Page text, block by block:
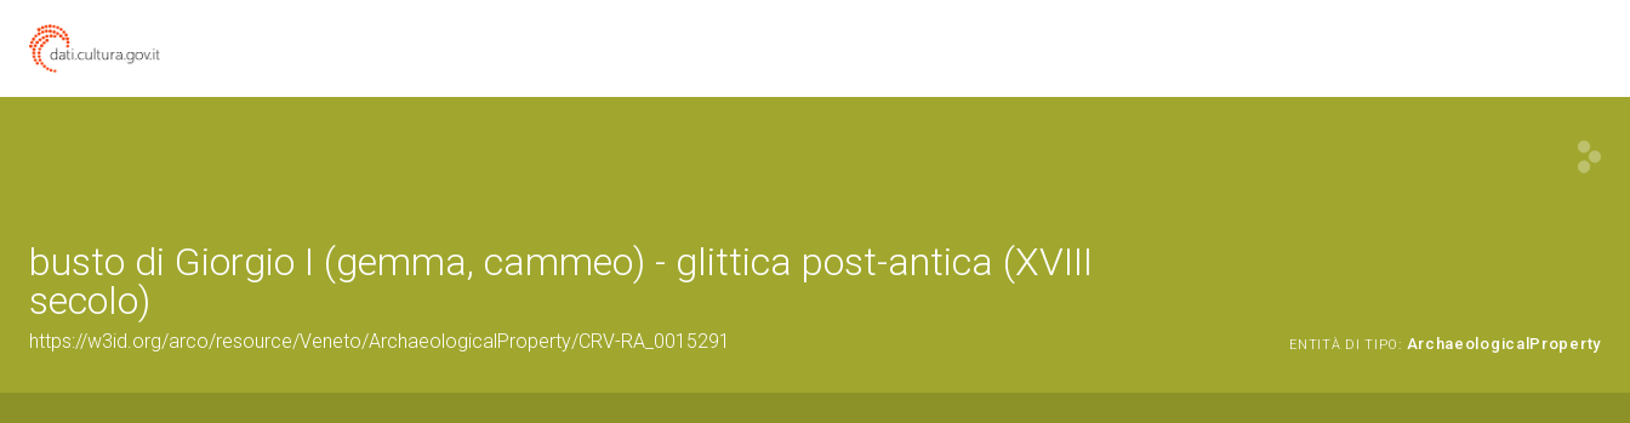
busto di Giorgio I (gemma, cammeo) - glittica post-antica (XVIII
secolo)
https://w3id.org/arco/resource/Veneto/ArchaeologicalProperty/CRV-RA_0015291 ENTITÀ DI TIPO: ArchaeologicalProperty